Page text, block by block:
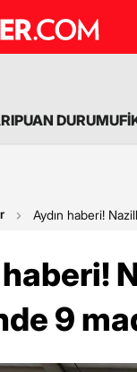
PUAN DURUMU
Aydın haberi!
haberi!
9